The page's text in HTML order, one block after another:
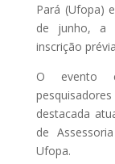
Pará (Ufopa)
de junho, a
inscrição
O evento
destacada
de
Ufopa.